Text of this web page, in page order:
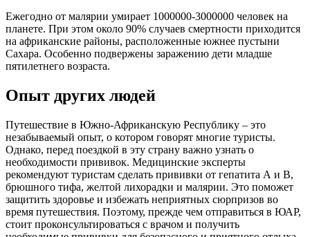
Ежегодно от малярии умирает 1000000-3000000 человек на
планете. При этом около 90% случаев смертности приходится
на африканские районы, расположенные южнее пустыни
Сахара. Особенно подвержены заражению дети младше
пятилетнего возраста.
Опыт других людей
Путешествие в Южно-Африканскую Республику – это
незабываемый опыт, о котором говорят многие туристы.
Однако, перед поездкой в эту страну важно узнать о
необходимости прививок. Медицинские эксперты
рекомендуют туристам сделать прививки от гепатита А и В,
брюшного тифа, желтой лихорадки и малярии. Это поможет
защитить здоровье и избежать неприятных сюрпризов во
время путешествия. Поэтому, прежде чем отправиться в ЮАР,
стоит проконсультироваться с врачом и получить